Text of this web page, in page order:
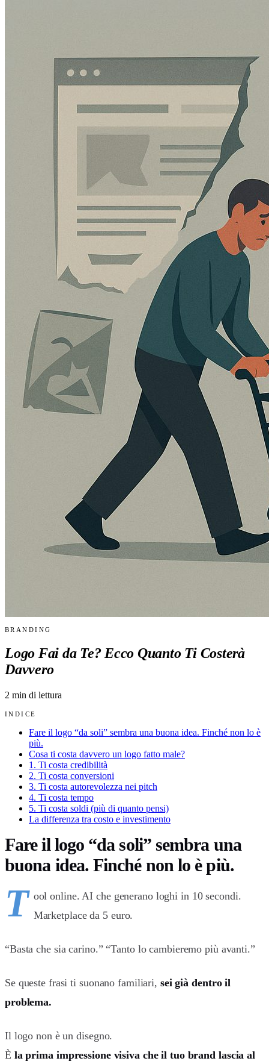
BRANDING
Logo Fai da Te? Ecco Quanto Ti Costerà
Davvero
2 min di lettura
INDICE
Fare il logo “da soli” sembra una buona idea. Finché non lo è
più.
Cosa ti costa davvero un logo fatto male?
1. Ti costa credibilità
2. Ti costa conversioni
3. Ti costa autorevolezza nei pitch
4. Ti costa tempo
5. Ti costa soldi (più di quanto pensi)
La differenza tra costo e investimento
Fare il logo “da soli” sembra una
buona idea. Finché non lo è più.
T ool online. AI che generano loghi in 10 secondi.
Marketplace da 5 euro.
“Basta che sia carino.” “Tanto lo cambieremo più avanti.”
Se queste frasi ti suonano familiari, sei già dentro il
problema.
Il logo non è un disegno.
È la prima impressione visiva che il tuo brand lascia al